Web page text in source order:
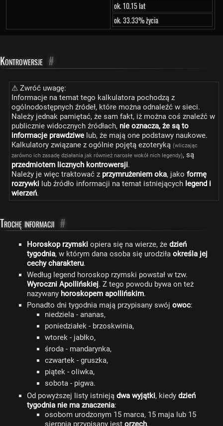
ok. 10.15 lat
ok. 33.33% życia
Kontrowersje #
⚠ Zwróć uwagę:
Informacje na temat tego kalkulatora pochodzą z
ogólnodostępnych źródeł, które można odnaleźć w sieci.
Należy jednak pamiętać, że sam fakt, iż można coś znaleźć w
publicznie widocznych źródłach, nie oznacza, że są to
informacje prawdziwelub, że mają one podstawy naukowe.
Kalkulatory związane z ogólnie pojętą ezoteryką (wliczając
zarówno ich zasadę działania jak również narosłe wokół nich legendy), są
przedmiotem licznych kontrowersji.
Należy je więc traktować z przymrużeniem oka, jako formę
rozrywkilub źródło informacji na temat istniejących legend i
wierzeń.
Trochę informacji #
Horoskop rzymski opiera się na wierze, że dzień
tygodnia, w którym dana osoba się urodziła określa jej
cechy charakteru.
Według legend horoskop rzymski powstał w tzw.
Wyroczni Apollińskiej. Z tego powodu bywa on też
nazywany horoskopem apollińskim.
Ponadto dni tygodnia mają przypisany swój owoc:
niedziela - ananas,
poniedziałek - brzoskwinia,
wtorek - jabłko,
środa - mandarynka,
czwartek - gruszka,
piątek - oliwka,
sobota - pigwa.
Od powyższej listy istnieją dwa wyjątki, kiedy dzień
tygodnia nie ma znaczenia:
osobom urodzonym 15 marca, 15 maja lub 15
sierpnia przypisany jest orzech,